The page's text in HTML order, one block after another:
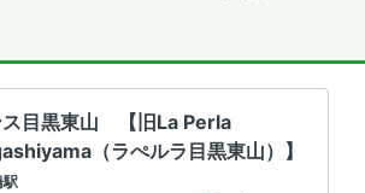
ス目黒東山 【旧La Perla
（ラぺルラ目黒東山）】
駅